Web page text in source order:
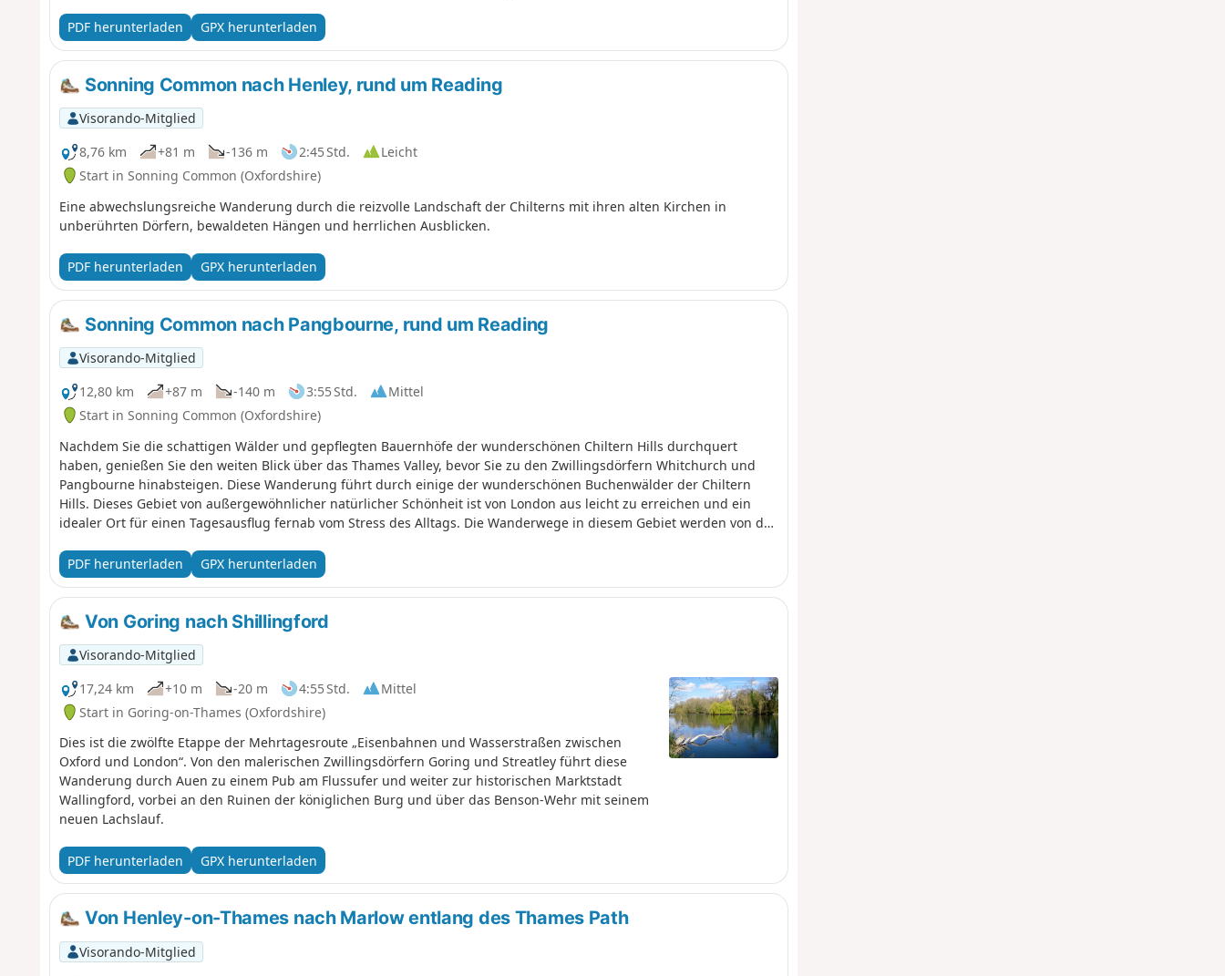
PDF herunterladen GPX herunterladen
Sonning Common nach Henley, rund um Reading
Visorando-Mitglied
8,76 km
+81 m -136 m 2:45 Std.
Leicht
Start in Sonning Common (Oxfordshire)
Eine abwechslungsreiche Wanderung durch die reizvolle Landschaft der Chilterns mit ihren alten Kirchen in
unberührten Dörfern, bewaldeten Hängen und herrlichen Ausblicken.
PDF herunterladen GPX herunterladen
Sonning Common nach Pangbourne, rund um Reading
Visorando-Mitglied
12,80 km
+87 m -140 m 3:55 Std.
Mittel
Start in Sonning Common (Oxfordshire)
Nachdem Sie die schattigen Wälder und gepflegten Bauernhöfe der wunderschönen Chiltern Hills durchquert
haben, genießen Sie den weiten Blick über das Thames Valley, bevor Sie zu den Zwillingsdörfern Whitchurch und
Pangbourne hinabsteigen. Diese Wanderung führt durch einige der wunderschönen Buchenwälder der Chiltern
Hills. Dieses Gebiet von außergewöhnlicher natürlicher Schönheit ist von London aus leicht zu erreichen und ein
idealer Ort für einen Tagesausflug fernab vom Stress des Alltags. Die Wanderwege in diesem Gebiet werden von der
PDF herunterladen
GPX herunterladen
Von Goring nach Shillingford
Visorando-Mitglied
17,24 km
+10 m -20 m 4:55 Std.
Mittel
Start in Goring-on-Thames (Oxfordshire)
Dies ist die zwölfte Etappe der Mehrtagesroute „Eisenbahnen und Wasserstraßen zwischen
Oxford und London“. Von den malerischen Zwillingsdörfern Goring und Streatley führt diese
Wanderung durch Auen zu einem Pub am Flussufer und weiter zur historischen Marktstadt
Wallingford, vorbei an den Ruinen der königlichen Burg und über das Benson-Wehr mit seinem
neuen Lachslauf.
PDF herunterladen GPX herunterladen
Von Henley-on-Thames nach Marlow entlang des Thames Path
Visorando-Mitglied